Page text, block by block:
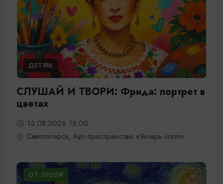
ДЕТЯМ
СЛУШАЙ И ТВОРИ: Фрида: портрет в
цветах
13.08.2026 15:00
Светлогорск, Арт-пространство «Янтарь-холл»
ОТ 2000₽